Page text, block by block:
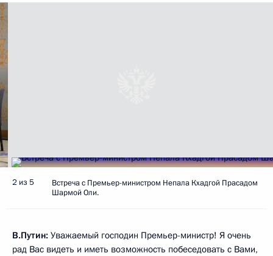
2 из 5
Встреча с Премьер-министром Непала Кхадгой Прасадом
Шармой Оли.
В.Путин: Уважаемый господин Премьер-министр! Я очень
рад Вас видеть и иметь возможность побеседовать с Вами,